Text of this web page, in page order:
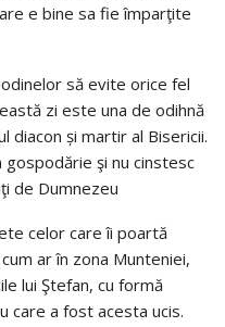
e bine sa fie împarţite
să evite orice fel
zi este una de odihnă
diacon și martir al Bisericii.
gospodărie şi nu cinstesc
de Dumnezeu
celor care îi poartă
ar în zona Munteniei,
lui Ştefan, cu formă
care a fost acesta ucis.